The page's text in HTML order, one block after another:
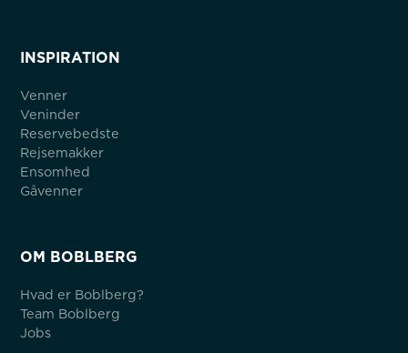
INSPIRATION
Venner
Veninder
Reservebedste
Rejsemakker
Ensomhed
Gåvenner
OM BOBLBERG
Hvad er Boblberg?
Team Boblberg
Jobs